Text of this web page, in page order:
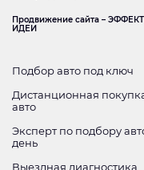
Продвижение сайта – ЭФФЕКТ
ИДЕИ
Подбор авто под ключ
Дистанционная
авто
Эксперт по подбору
день
Выездная диагностика